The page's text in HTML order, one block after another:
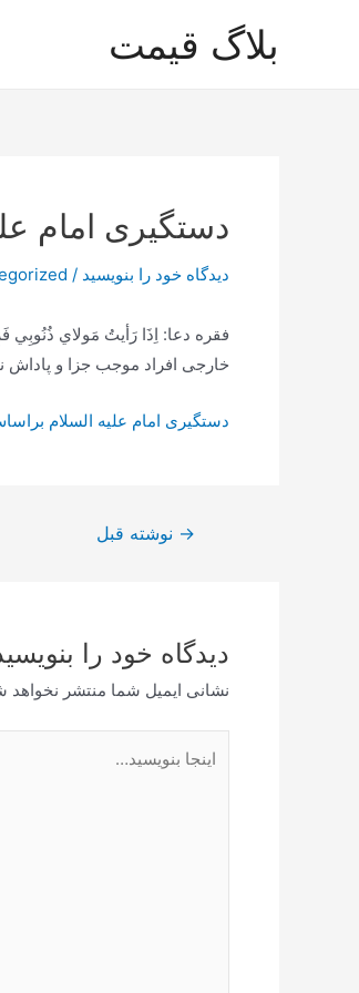
بلاگ قیمت
دستگیری امام
دیدگاه‌ خود را بنویسید /
خارجی افراد موجب جزا و پاداش نمی شود
دستگیری امام علیه السلام
راهبری
→ نوشته قبل
دیدگاه‌ خود را
نشانی ایمیل شما منتشر نخواهد
بنویسید…